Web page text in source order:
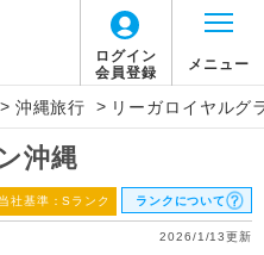
ログイン
会員登録
メニュー
> 沖縄旅行 > リーガロイヤルグ
沖縄
当社基準：Sランク ランクについて
2026/1/13更新